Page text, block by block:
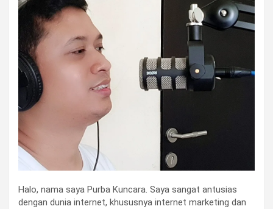
Halo, nama saya Purba Kuncara. Saya sangat antusias
dengan dunia internet, khususnya internet marketing dan